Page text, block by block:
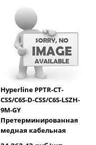
Hyperline PPTR-CT-
CSS/C6S-D-CSS/C6S-LSZH-
9M-GY
Претерминированная
медная кабельная